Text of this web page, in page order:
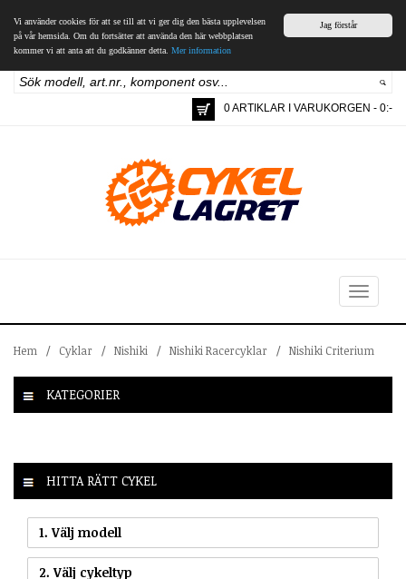
Jag förstår
Vi använder cookies för att se till att vi ger dig den bästa upplevelsen
på vår hemsida. Om du fortsätter att använda den här webbplatsen
kommer vi att anta att du godkänner detta. Mer information
0 ARTIKLAR I VARUKORGEN - 0:-
Toggle
navigation
Hem / Cyklar / Nishiki / Nishiki Racercyklar / Nishiki Criterium
KATEGORIER
HITTA RÄTT CYKEL
1. Välj modell
2. Välj cykeltyp